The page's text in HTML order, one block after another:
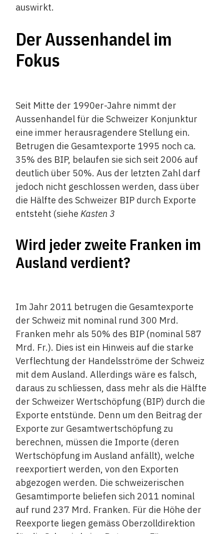
auswirkt.
Der Aussenhandel im
Fokus
Seit Mitte der 1990er-Jahre nimmt der
Aussenhandel für die Schweizer Konjunktur
eine immer herausragendere Stellung ein.
Betrugen die Gesamtexporte 1995 noch ca.
35% des BIP, belaufen sie sich seit 2006 auf
deutlich über 50%. Aus der letzten Zahl darf
jedoch nicht geschlossen werden, dass über
die Hälfte des Schweizer BIP durch Exporte
entsteht (siehe Kasten 3
Wird jeder zweite Franken im
Ausland verdient?
Im Jahr 2011 betrugen die Gesamtexporte
der Schweiz mit nominal rund 300 Mrd.
Franken mehr als 50% des BIP (nominal 587
Mrd. Fr.). Dies ist ein Hinweis auf die starke
Verflechtung der Handelsströme der Schweiz
mit dem Ausland. Allerdings wäre es falsch,
daraus zu schliessen, dass mehr als die Hälfte
der Schweizer Wertschöpfung (BIP) durch die
Exporte entstünde. Denn um den Beitrag der
Exporte zur Gesamtwertschöpfung zu
berechnen, müssen die Importe (deren
Wertschöpfung im Ausland anfällt), welche
reexportiert werden, von den Exporten
abgezogen werden. Die schweizerischen
Gesamtimporte beliefen sich 2011 nominal
auf rund 237 Mrd. Franken. Für die Höhe der
Reexporte liegen gemäss Oberzolldirektion